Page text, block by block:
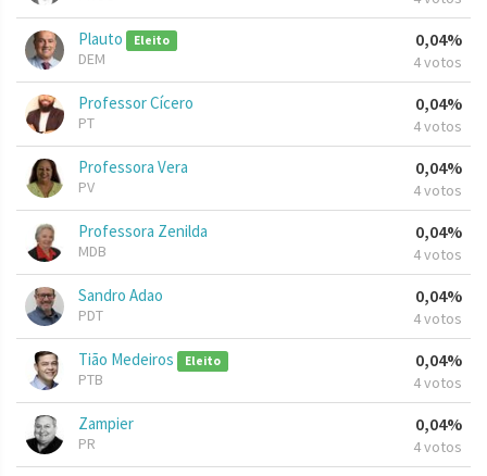
Plauto Eleito
DEM
0,04%
4 votos
Professor Cícero
PT
0,04%
4 votos
Professora Vera
PV
0,04%
4 votos
Professora Zenilda
MDB
0,04%
4 votos
Sandro Adao
PDT
0,04%
4 votos
Tião Medeiros Eleito
PTB
0,04%
4 votos
Zampier
PR
0,04%
4 votos